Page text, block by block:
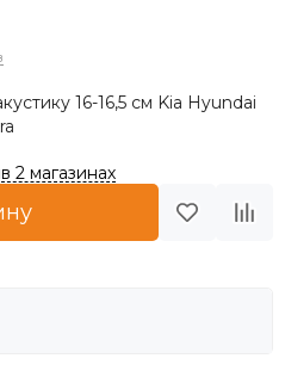
16-16,5 см Kia Hyundai
в 2 магазинах